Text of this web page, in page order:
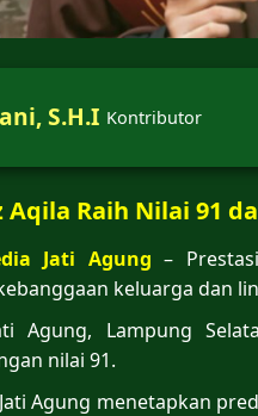
S.H.I Kontributor
Aqila Raih Nilai 91
Jati Agung –
keluarga dan
Agung, Lampung
nilai 91.
Jati Agung menetapkan